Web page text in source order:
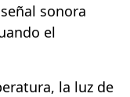
sonora
el
la luz de